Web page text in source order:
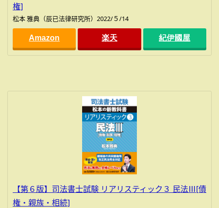
権]
松本 雅典（辰已法律研究所）2022/５/14
Amazon 楽天 紀伊國屋
【第６版】司法書士試験 リアリスティック３ 民法Ⅲ[債
権・親族・相続]